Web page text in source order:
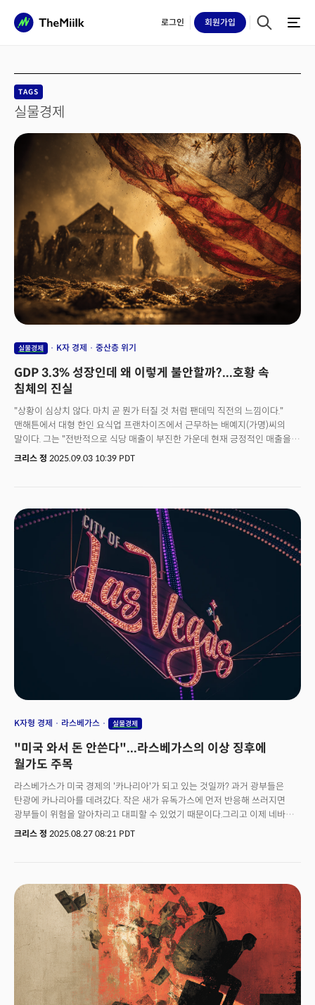
로그인 회원가입
TAGS
실물경제
실물경제 K자 경제 중산층 위기
GDP 3.3% 성장인데 왜 이렇게 불안할까?...호황 속
침체의 진실
"상황이 심상치 않다. 마치 곧 뭔가 터질 것 처럼 팬데믹 직전의 느낌이다."
맨해튼에서 대형 한인 요식업 프랜차이즈에서 근무하는 배예지(가명)씨의
말이다. 그는 "전반적으로 식당 매출이 부진한 가운데 현재 긍정적인 매출을
보이고 있는 분야는 고급 쿠진이 아니면 라면이나 분식을 파는 곳과 같은 아주
형태로 분화되고 있다는 점이다. 고소득층은 고급 레스토랑에서 여전히
소비하고, 저소득층은 라면집으로 몰리고 있다. 중간층은 사라지고 있다. 이
모순적 상황은 단순한 심리적 착각이 아니다. 미국 경제가 근본적으로 다른
방식으로 작동하기 시작했다는 신호다.가장 큰 원인은 역시 고물가와
고금리로 소비자들이 지쳐가고 있음을 시사한다. 실제 인플레이션의 복귀는
이제 경제 게임의 룰을 완전히 바꾸고 있다. 2021년부터 시작된 물가 상승은
미국인들에게 실질 임금의 삭감을 불러왔다. 지금은 2022년 이후 실질
임금이 5% 올랐지만 여전히 2020년 수준엔 못 미친다. 더 중요한 건
인플레이션이 경제 전반의 예측 가능성을 흔들었다는 점이다.과거엔 경기가
뜨거워져 인플레이션이 오면 연준이 금리를 올리고 그 반작용으로 경기침체가
왔다. 이번엔 다르다. 인플레이션이 내려왔는데도 경기침체는 오지 않았다.
이런 예외적 상황이 사람들을 더 불안하게 만들고 있다. 과연 이 불안한
금융시장과 명목 성장의 강세는 언제까지 이어질 수 있을까?
크리스 정 2025.09.03 10:39 PDT
K자형 경제 라스베가스 실물경제
"미국 와서 돈 안쓴다"...라스베가스의 이상 징후에
월가도 주목
라스베가스가 미국 경제의 '카나리아'가 되고 있는 것일까? 과거 광부들은
탄광에 카나리아를 데려갔다. 작은 새가 유독가스에 먼저 반응해 쓰러지면
광부들이 위험을 알아차리고 대피할 수 있었기 때문이다.그리고 이제 네바다
사막에서 미국 경제의 경고등이 점멸하고 있다. TTW(Travel and Tour
3910만명으로 역대 최대 감소율 중 하나로 기록되고 있다는 점이다. 더
심각한 사실은 상황은 더 악화되고 있다는 점이다. 통계에 따르면 성수기라 할
수 있는 6월 한 달만해도 11%나 떨어졌고 라스베가스의 상징적 국제 공항인
해리 리드 국제공항 6월 승객 수도 472만 명으로 작년보다 6.3% 줄었다.
문제는 이것이 비단 라스베가스만의 문제가 아니라는 점이다. 라스베가스는
국제 관광객이 가장 선호하는 미국 여행지 중 하나로 상징적인 의미를 가지고
있을 뿐이다. 미국 전체로 눈을 돌리면 더 큰 그림이 보인다. 국제 관광객은
전국 기준으로 11.6% 감소했다. 독일에서 온 방문객은 28% 줄었고, 스페인
25%, 영국 18%, 캐나다 17% 순으로 모든 주요 시장에서 두 자릿수 하락을
크리스 정 2025.08.27 08:21 PDT